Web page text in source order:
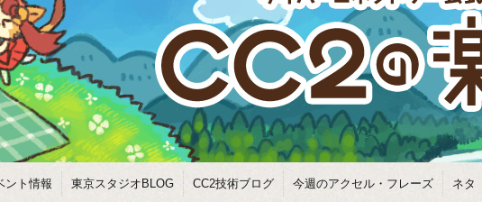
ント情報 東京スタジオBLOG CC2技術ブログ 今週のアクセル・フレーズ ネタ